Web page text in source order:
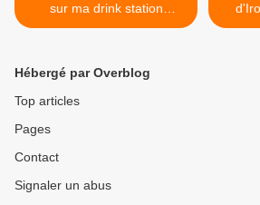
sur ma drink station
(Janvier 2026) Nord
Hébergé par Overblog
Top articles
Pages
Contact
Signaler un abus